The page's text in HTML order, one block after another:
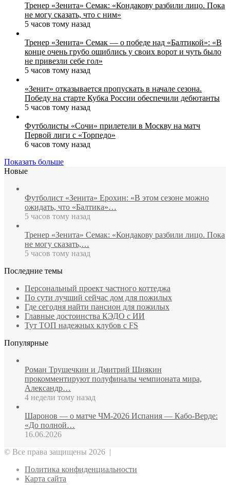
Тренер «Зенита» Семак: «Кондакову разбили лицо. Пока
не могу сказать, что с ним»
5 часов тому назад
Тренер «Зенита» Семак — о победе над «Балтикой»: «В
конце очень грубо ошиблись у своих ворот и чуть было
не привезли себе гол»
5 часов тому назад
«Зенит» отказывается пропускать в начале сезона.
Победу на старте Кубка России обеспечили дебютанты
5 часов тому назад
Футболисты «Сочи» прилетели в Москву на матч
Первой лиги с «Торпедо»
6 часов тому назад
Показать больше
Новые
Футболист «Зенита» Ерохин: «В этом сезоне можно
ожидать, что «Балтика»…
5 часов тому назад
Тренер «Зенита» Семак: «Кондакову разбили лицо. Пока
не могу сказать,…
5 часов тому назад
Последние темы
Персональный проект частного коттеджа
По сути лучший сейчас дом для пожилых
Где сегодня найти пансион для пожилых
Главные достоинства КЭДО с ИИ
Тут ТОП надежных клубов с FS
Популярные
Роман Трушечкин и Дмитрий Шнякин
прокомментируют полуфиналы чемпионата мира,
Александр…
4 недели тому назад
Шаронов — о матче ЧМ‑2026 Испания — Кабо‑Верде:
«До полной…
16.06.2026
© Все права защищены 2026 |
Политика конфиденциальности
Карта сайта